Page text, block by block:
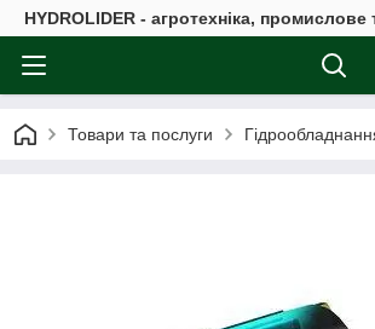
HYDROLIDER - агротехніка,
Товари та послуги